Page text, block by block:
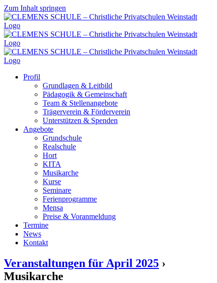
Zum Inhalt springen
Profil
Grundlagen & Leitbild
Pädagogik & Gemeinschaft
Team & Stellenangebote
Trägerverein & Förderverein
Unterstützen & Spenden
Angebote
Grundschule
Realschule
Hort
KITA
Musikarche
Kurse
Seminare
Ferienprogramme
Mensa
Preise & Voranmeldung
Termine
News
Kontakt
Veranstaltungen für April 2025 ›
Musikarche